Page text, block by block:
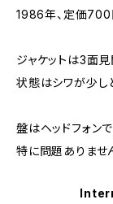
1986年、定価700
ジャケットは3面
状態はシワが少し
盤はヘッドフォン
特に問題ありませ